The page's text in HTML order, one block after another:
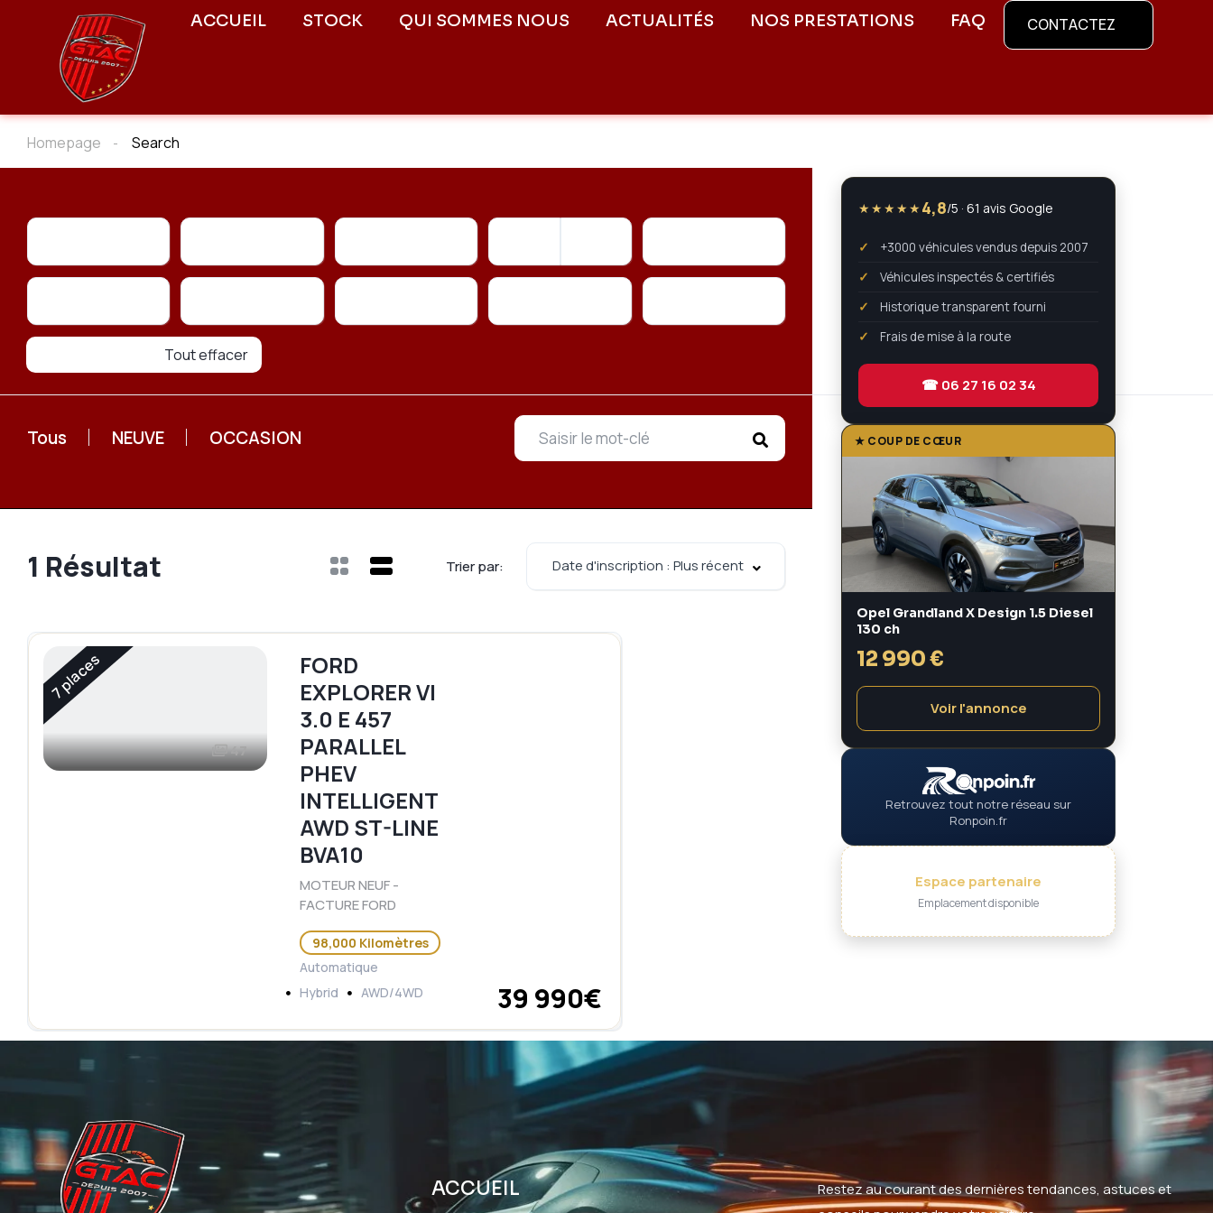
ACCUEIL STOCK QUI SOMMES NOUS ACTUALITÉS NOS PRESTATIONS FAQ CONTACTEZ
Homepage Search
Tout effacer
Tous NEUVE OCCASION
1 Résultat Trier par: Date d'inscription : Plus récent
7 places
47
FORD
EXPLORER VI
3.0 E 457
PARALLEL
PHEV
INTELLIGENT
AWD ST-LINE
BVA10
MOTEUR NEUF -
FACTURE FORD
98,000 Kilomètres
Automatique
Hybrid
AWD/4WD 39 990€
★★★★★ 4,8/5 · 61 avis Google
+3000 véhicules vendus depuis 2007
Véhicules inspectés & certifiés
Historique transparent fourni
Frais de mise à la route
☎ 06 27 16 02 34
★ COUP DE CŒUR
Opel Grandland X Design 1.5 Diesel
130 ch
12 990 €
Voir l'annonce
Retrouvez tout notre réseau sur
Ronpoin.fr
Espace partenaire
Emplacement disponible
ACCUEIL
Restez au courant des dernières tendances, astuces et